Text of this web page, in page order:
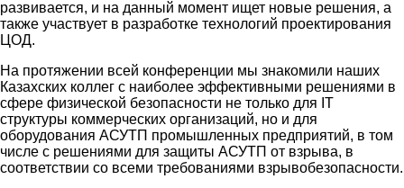
развивается, и на данный момент ищет новые решения, а
также участвует в разработке технологий проектирования
ЦОД.
На протяжении всей конференции мы знакомили наших
Казахских коллег с наиболее эффективными решениями в
сфере физической безопасности не только для IT
структуры коммерческих организаций, но и для
оборудования АСУТП промышленных предприятий, в том
числе с решениями для защиты АСУТП от взрыва, в
соответствии со всеми требованиями взрывобезопасности.